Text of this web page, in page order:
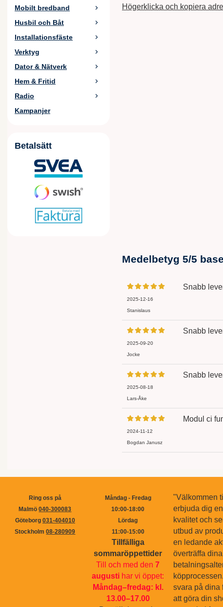
Mobilt bredband
Husbil och Båt
Installationsfäste
Verktyg
Dator & Nätverk
Hem & Fritid
Radio
Kampanjer
Betalsätt
Högerklicka och kopiera
Medelbetyg 5/5
2025-12-16
Stanislaus
Snabb
2025-09-20
Jocke
Snabb
2025-08-18
Lars-Åke
Snabb
2024-11-12
Bogdan Janusz
Modul ci
Ring oss på
Malmö040-300083
Göteborg 031-404010
Stockholm08-280909
Måndag - Fredag
10:00-18:00
Lördag
11:00-15:00
Tillfälliga
sommaröppettider
Till och med den7
augusti har vi öppet:
Måndag–fredag: kl.
13.00–17.00
"Välkommen
erbjuda dig
kvalitet och
utbud av
en ledande
överträffa
svara på dina
att göra din